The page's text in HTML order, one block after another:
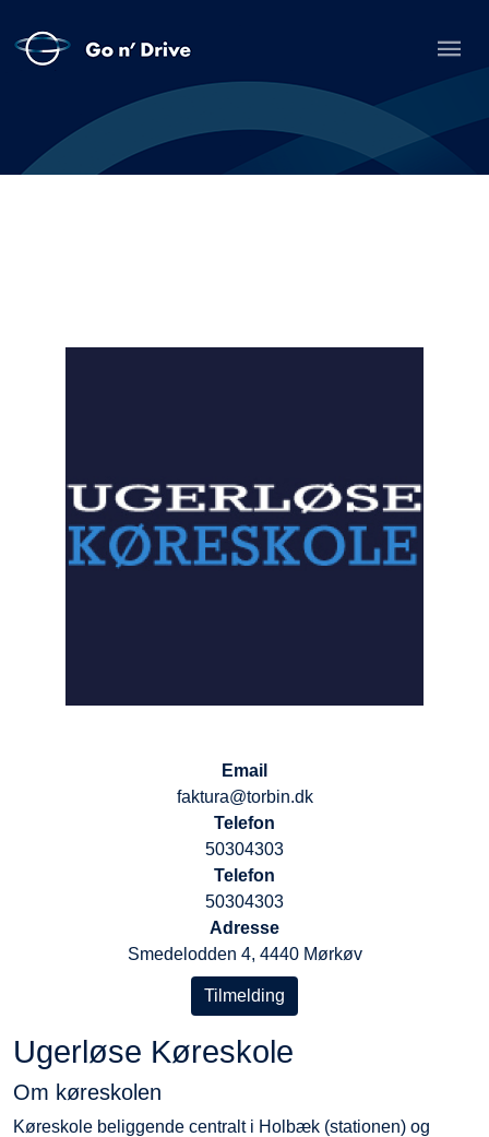
Email
faktura@torbin.dk
Telefon
50304303
Telefon
50304303
Adresse
Smedelodden 4, 4440 Mørkøv
Tilmelding
Ugerløse Køreskole
Om køreskolen
Køreskole beliggende centralt i Holbæk (stationen) og